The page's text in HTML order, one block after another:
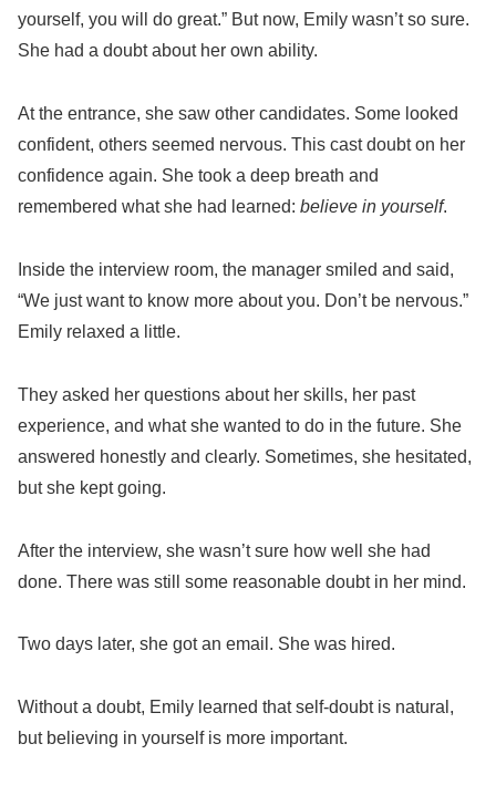
yourself, you will do great.” But now, Emily wasn’t so sure.
She had a doubt about her own ability.
At the entrance, she saw other candidates. Some looked
confident, others seemed nervous. This cast doubt on her
confidence again. She took a deep breath and
remembered what she had learned: believe in yourself.
Inside the interview room, the manager smiled and said,
“We just want to know more about you. Don’t be nervous.”
Emily relaxed a little.
They asked her questions about her skills, her past
experience, and what she wanted to do in the future. She
answered honestly and clearly. Sometimes, she hesitated,
but she kept going.
After the interview, she wasn’t sure how well she had
done. There was still some reasonable doubt in her mind.
Two days later, she got an email. She was hired.
Without a doubt, Emily learned that self-doubt is natural,
but believing in yourself is more important.